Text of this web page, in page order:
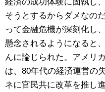
そうとするからダメなの
って金融危機が深刻化し
懸念されるようになると
んに論じられた。アメリ
は、80年代の経済運営の
ネに官民共に改革を推し